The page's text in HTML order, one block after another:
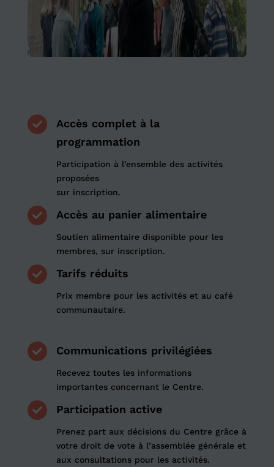

Accès complet à la
programmation
Participation à l’ensemble des activités
proposées
sur inscription.
 Accès au panier alimentaire
Soutien alimentaire disponible pour les
membres, sur inscription.
 Tarifs réduits
Prix membre pour les activités et au café
communautaire.
 Communications privilégiées
Recevez toutes les informations
importantes concernant le Centre.
 Participation active
Prenez part aux décisions du Centre grâce à
votre droit de vote à l’assemblée générale et
aux consultations pour les activités.